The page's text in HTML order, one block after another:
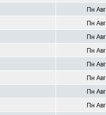
Пн
Пн
Пн
Пн
Пн
Пн
Пн
Пн